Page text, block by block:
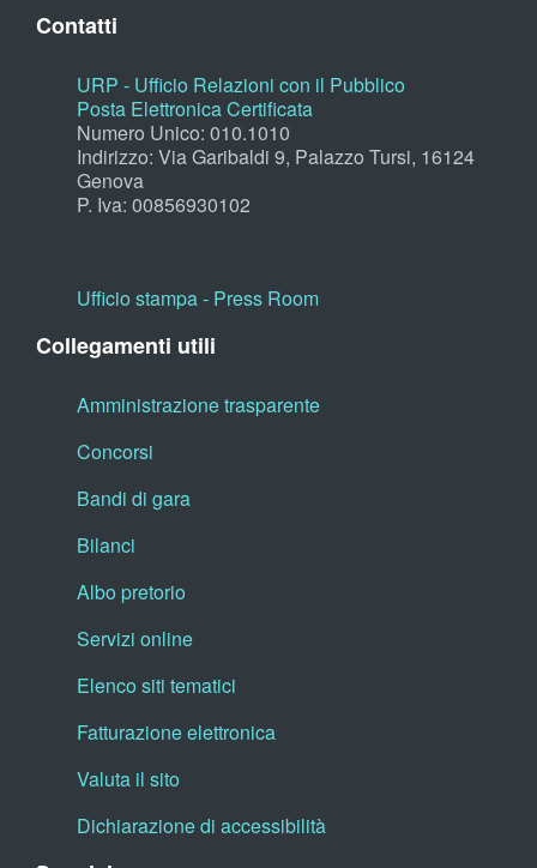
Contatti
URP - Ufficio Relazioni con il Pubblico
Posta Elettronica Certificata
Numero Unico: 010.1010
Indirizzo: Via Garibaldi 9, Palazzo Tursi, 16124
Genova
P. Iva: 00856930102
Ufficio stampa - Press Room
Collegamenti utili
Amministrazione trasparente
Concorsi
Bandi di gara
Bilanci
Albo pretorio
Servizi online
Elenco siti tematici
Fatturazione elettronica
Valuta il sito
Dichiarazione di accessibilità